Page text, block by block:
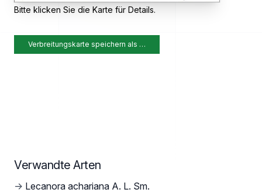
Bitte klicken Sie die Karte für Details.
Verbreitungskarte speichern als …
Verwandte Arten
→ Lecanora achariana A. L. Sm.